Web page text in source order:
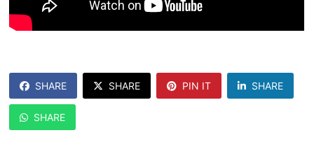
SHARE SHARE PIN IT SHARE
SHARE